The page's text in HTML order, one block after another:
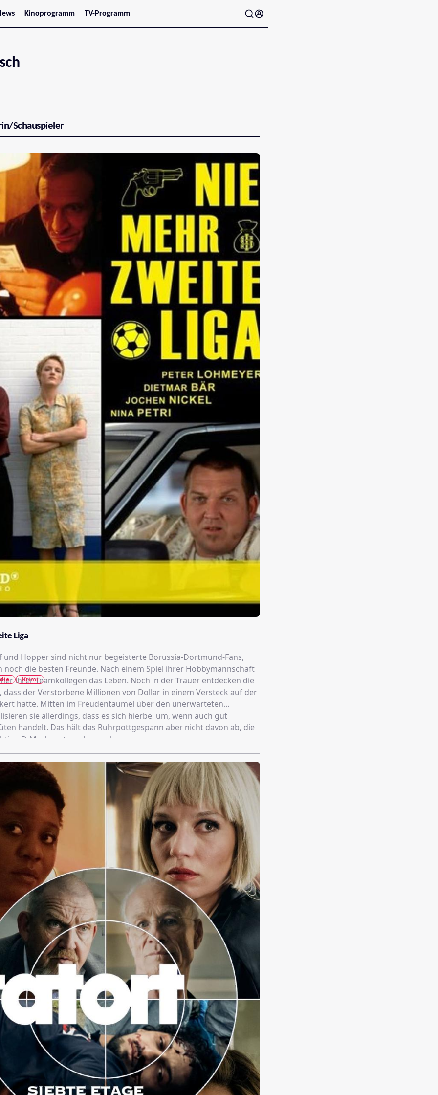
Kinoprogramm
Jetzt im Kino
Tirol
Vorarlberg
TV-Programm
Schauspieler
Liga
und Hopper sind nicht nur begeisterte Borussia-Dortmund-Fans,
noch die besten Freunde. Nach einem Spiel ihrer Hobbymannschaft
ihrer Teamkollegen das Leben. Noch in der Trauer entdecken die
dass der Verstorbene Millionen von Dollar in einem Versteck auf der
hatte. Mitten im Freudentaumel über den unerwarteten
sie allerdings, dass es sich hierbei um, wenn auch gut
handelt. Das hält das Ruhrpottgespann aber nicht davon ab, die
D-Mark umtauschen zu lassen.
Krimi